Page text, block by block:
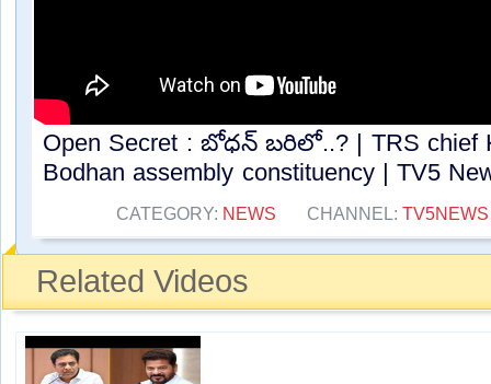
Open Secret : బోధన్ బరిలో..? | TRS chief
Bodhan assembly constituency | TV5
CATEGORY: NEWS CHANNEL: TV5NEWS
Related Videos